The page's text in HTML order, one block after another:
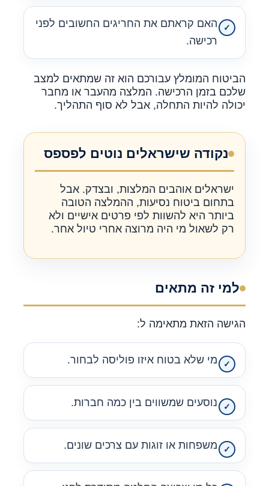
האם קראתם את החריגים החשובים לפני
רכישה.
הביטוח המומלץ עבורכם הוא זה שמתאים למצב
שלכם בזמן הרכישה. המלצה מהעבר או מחבר
יכולה להיות התחלה, אבל לא סוף התהליך.
נקודה שישראלים נוטים לפספס
ישראלים אוהבים המלצות, ובצדק. אבל
בתחום ביטוח נסיעות, ההמלצה הטובה
ביותר היא להשוות לפי פרטים אישיים ולא
רק לשאול מי היה מרוצה אחרי טיול אחר.
למי זה מתאים
הגישה הזאת מתאימה ל:
מי שלא בטוח איזו פוליסה לבחור.
נוסעים שמשווים בין כמה חברות.
משפחות או זוגות עם צרכים שונים.